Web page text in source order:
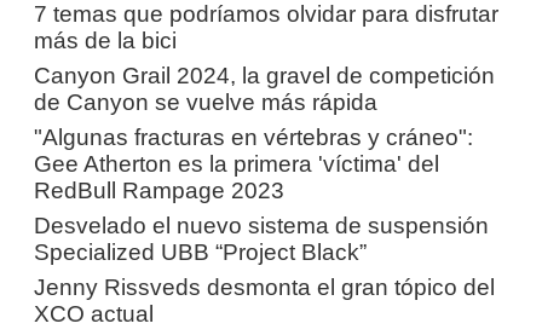
7 temas que podríamos olvidar para disfrutar
más de la bici
Canyon Grail 2024, la gravel de competición
de Canyon se vuelve más rápida
"Algunas fracturas en vértebras y cráneo":
Gee Atherton es la primera 'víctima' del
RedBull Rampage 2023
Desvelado el nuevo sistema de suspensión
Specialized UBB “Project Black”
Jenny Rissveds desmonta el gran tópico del
XCO actual